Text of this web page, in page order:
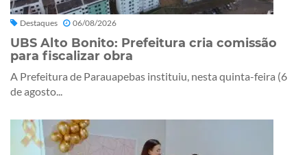
Destaques 06/08/2026
UBS Alto Bonito: Prefeitura cria comissão
para fiscalizar obra
A Prefeitura de Parauapebas instituiu, nesta quinta-feira (6
de agosto...